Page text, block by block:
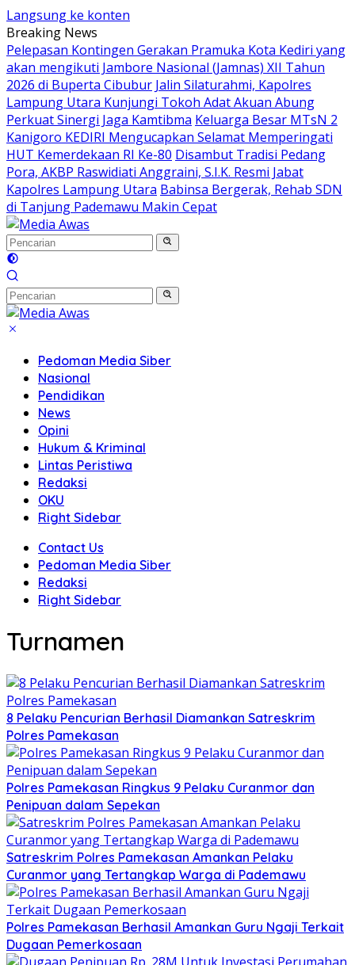
Langsung ke konten
Breaking News
Pelepasan Kontingen Gerakan Pramuka Kota Kediri yang
akan mengikuti Jambore Nasional (Jamnas) XII Tahun
2026 di Buperta Cibubur Jalin Silaturahmi, Kapolres
Lampung Utara Kunjungi Tokoh Adat Akuan Abung
Perkuat Sinergi Jaga Kamtibma Keluarga Besar MTsN 2
Kanigoro KEDIRI Mengucapkan Selamat Memperingati
HUT Kemerdekaan RI Ke-80 Disambut Tradisi Pedang
Pora, AKBP Raswidiati Anggraini, S.I.K. Resmi Jabat
Kapolres Lampung Utara Babinsa Bergerak, Rehab SDN
di Tanjung Pademawu Makin Cepat
Pedoman Media Siber
Nasional
Pendidikan
News
Opini
Hukum & Kriminal
Lintas Peristiwa
Redaksi
OKU
Right Sidebar
Contact Us
Pedoman Media Siber
Redaksi
Right Sidebar
Turnamen
8 Pelaku Pencurian Berhasil Diamankan Satreskrim
Polres Pamekasan
Polres Pamekasan Ringkus 9 Pelaku Curanmor dan
Penipuan dalam Sepekan
Satreskrim Polres Pamekasan Amankan Pelaku
Curanmor yang Tertangkap Warga di Pademawu
Polres Pamekasan Berhasil Amankan Guru Ngaji Terkait
Dugaan Pemerkosaan